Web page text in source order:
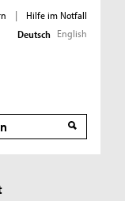
|
Hilfe im Notfall
Deutsch English